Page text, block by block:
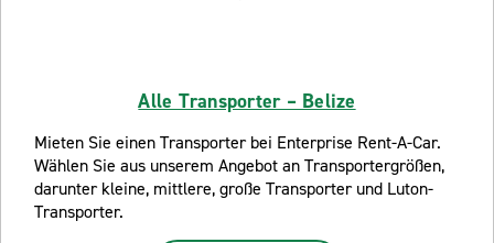
Alle Transporter – Belize
Mieten Sie einen Transporter bei Enterprise Rent-A-Car.
Wählen Sie aus unserem Angebot an Transportergrößen,
darunter kleine, mittlere, große Transporter und Luton-
Transporter.